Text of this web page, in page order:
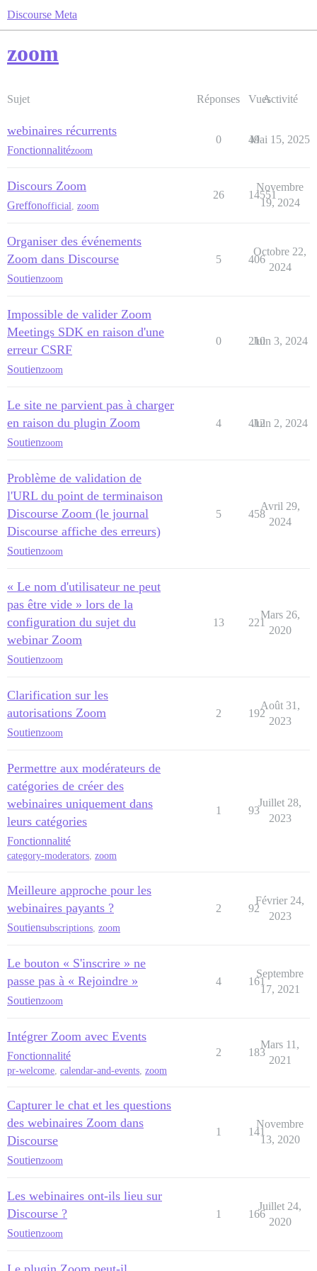
Discourse Meta
zoom
Sujet Réponses VuesActivité
webinaires récurrents
Fonctionnalitézoom
0 49
Mai 15, 2025
Discours Zoom
Greffonofficial zoom
26 14551
Novembre
19, 2024
Organiser des événements
Zoom dans Discourse
Soutienzoom
5 406
Octobre 22,
2024
Impossible de valider Zoom
Meetings SDK en raison d'une
erreur CSRF
Soutienzoom
0 210
Juin 3, 2024
Le site ne parvient pas à charger
en raison du plugin Zoom
Soutienzoom
4 412
Juin 2, 2024
Problème de validation de
l'URL du point de terminaison
Discourse Zoom (le journal
Discourse affiche des erreurs)
Soutienzoom
5 458
Avril 29,
2024
« Le nom d'utilisateur ne peut
pas être vide » lors de la
configuration du sujet du
webinar Zoom
Soutienzoom
13 221
Mars 26,
2020
Clarification sur les
autorisations Zoom
Soutienzoom
2 192
Août 31,
2023
Permettre aux modérateurs de
catégories de créer des
webinaires uniquement dans
leurs catégories
Fonctionnalité
category-moderators, zoom
1 93
Juillet 28,
2023
Meilleure approche pour les
webinaires payants ?
Soutiensubscriptions zoom
2 92
Février 24,
2023
Le bouton « S'inscrire » ne
passe pas à « Rejoindre »
Soutienzoom
4 161
Septembre
17, 2021
Intégrer Zoom avec Events
Fonctionnalité
pr-welcome, calendar-and-events, zoom
2 183
Mars 11,
2021
Capturer le chat et les questions
des webinaires Zoom dans
Discourse
Soutienzoom
1 141
Novembre
13, 2020
Les webinaires ont-ils lieu sur
Discourse ?
Soutienzoom
1 166
Juillet 24,
2020